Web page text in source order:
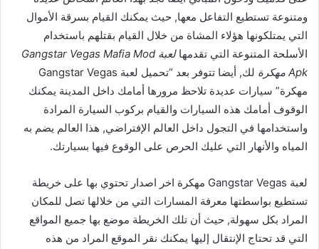
ومتنوعة تستطيع التفاعل معها, حيث يمكنك القيام بسرقة الأموال
التي يمتلكونها هؤلاء المشاة من خلال القيام بقتلهم باستخدام
الأسلحة المتنوعة التي تقدمها
لعبة Gangstar Vegas Mafia Mod
Apk مهكرة
لك, أيضا تتوفر بعد “تحميل لعبة Gangstar Vegas
مهكرة” سيارات عديدة تلاحظ مرورها أمامك داخل المدينة يمكنك
الوقوف أمامك هذه السيارات والقيام بركوب السيارة المرادة
واستخدامها في التجول داخل العالم الإفتراضي, هذا العالم يضم به
المياه والأنهار التي عليك الحرص على الوقوع فيها بسيارتك.
لعبة Gangstar Vegas مهكرة اخر اصدار تحتوي بها على خريطة
تستطيع بواسطتها معرفة المسارات التي من خلالها تصل للمكان
المراد بكل سهولة, حيث أن تلك الخريطة موضع بها جميع المواقع
التي قد تحتاج الإنتقال إليها يمكنك نقر الموقع المراد من هذه